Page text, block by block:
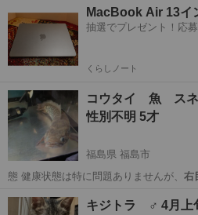
ワクチン
MacBook Air 13
抽選でプレゼント！応
くらしノート
コウタイ 魚 スネ
性別不明 5才
福島県 福島市
態 健康状態は特に問題ありませんが、 右
福島 福島市 性格
キジトラ ♂ 4月上